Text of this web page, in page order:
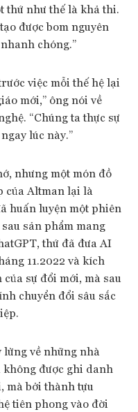
thứ như thế là khả thi.
được bom nguyên
chóng.”
việc mỗi thế hệ lại
mới,” ông nói về
“Chúng ta thực sự
lúc này.”
nhưng một món đồ
của Altman lại là
huấn luyện một phiên
sản phẩm mang
thứ đã đưa AI
11.2022 và kích
sự đổi mới, mà sau
chuyển đổi sâu sắc
về những nhà
được ghi danh
mà bởi thành tựu
tiên phong vào đời